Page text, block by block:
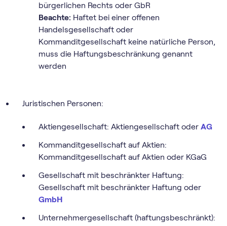
bürgerlichen Rechts oder GbR
Beachte: Haftet bei einer offenen
Handelsgesellschaft oder
Kommanditgesellschaft keine natürliche Person,
muss die Haftungsbeschränkung genannt
werden
Juristischen Personen:
Aktiengesellschaft: Aktiengesellschaft oder AG
Kommanditgesellschaft auf Aktien:
Kommanditgesellschaft auf Aktien oder KGaG
Gesellschaft mit beschränkter Haftung:
Gesellschaft mit beschränkter Haftung oder
GmbH
Unternehmergesellschaft (haftungsbeschränkt):